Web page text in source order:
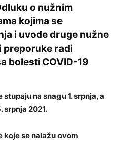
o nužnim
kojima se
i uvode druge nužne
preporuke radi
bolesti COVID-19
na snagu 1. srpnja, a
srpnja 2021.
koje se nalažu ovom